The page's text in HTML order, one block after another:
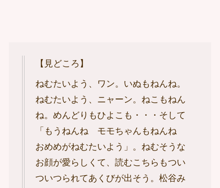
【見どころ】
ねむたいよう、ワン。いぬもねんね。
ねむたいよう、ニャーン。ねこもねん
ね。めんどりもひよこも・・・そして
「もうねんね モモちゃんもねんね
おめめがねむたいよう」。ねむそうな
お顔が愛らしくて、読むこちらもつい
ついつられてあくびが出そう。松谷み